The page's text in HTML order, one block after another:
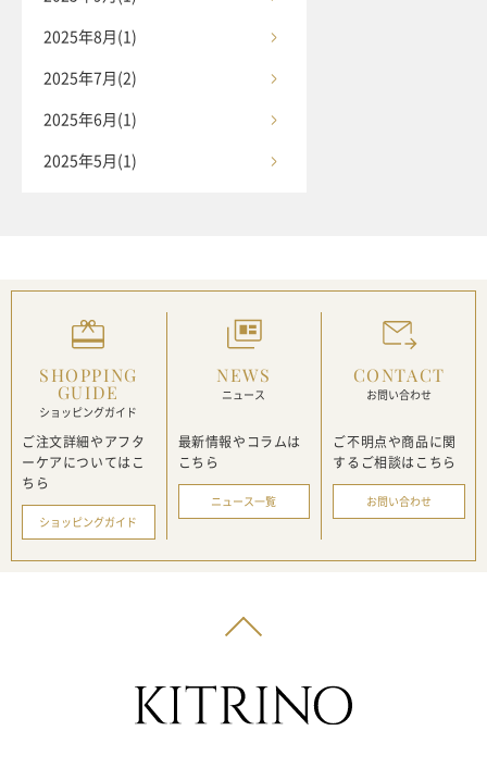
2025年8月(1)
2025年7月(2)
2025年6月(1)
2025年5月(1)
SHOPPING
GUIDE
ショッピングガイド
ご注文詳細やアフタ
ーケアについてはこ
ちら
ショッピングガイド
NEWS
ニュース
最新情報や コラムは
こちら
ニュース一覧
CONTACT
お問い合わせ
ご不明点や商品に関
する ご相談はこちら
お問い合わせ